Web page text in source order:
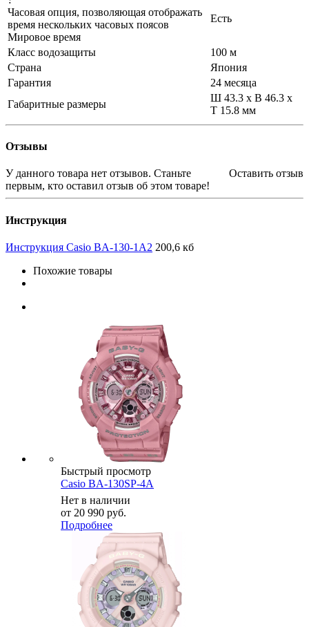
Часовая опция, позволяющая отображать
время нескольких часовых поясов
Мировое время
Есть
Класс водозащиты
100 м
Страна
Япония
Гарантия
24 месяца
Габаритные размеры
Ш 43.3 x В 46.3 x
Т 15.8 мм
Отзывы
Оставить отзыв
У данного товара нет отзывов. Станьте
первым, кто оставил отзыв об этом товаре!
Инструкция
Инструкция Casio BA-130-1A2 200,6 кб
Похожие товары
Быстрый просмотр
Casio BA-130SP-4A
Нет в наличии
от 20 990 руб.
Подробнее